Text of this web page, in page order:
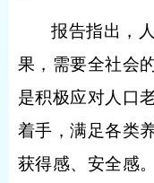
报告指出，
果，需要全社会
是积极应对人口
着手，满足各类
获得感、安全感